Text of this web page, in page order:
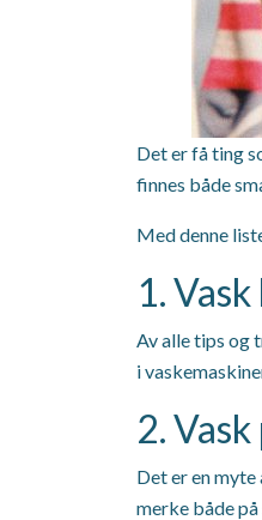
Det er få ting
finnes både
Med denne
1.
Av alle tips og
i
2.
Det er en
merke både